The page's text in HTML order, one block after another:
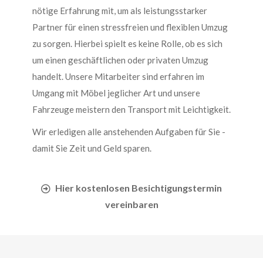
nötige Erfahrung mit, um als leistungsstarker
Partner für einen stressfreien und flexiblen Umzug
zu sorgen. Hierbei spielt es keine Rolle, ob es sich
um einen geschäftlichen oder privaten Umzug
handelt. Unsere Mitarbeiter sind erfahren im
Umgang mit Möbel jeglicher Art und unsere
Fahrzeuge meistern den Transport mit Leichtigkeit.
Wir erledigen alle anstehenden Aufgaben für Sie -
damit Sie Zeit und Geld sparen.
Hier kostenlosen Besichtigungstermin
vereinbaren